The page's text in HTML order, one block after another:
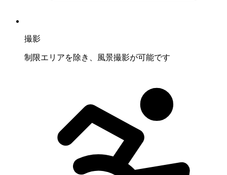
撮影
制限エリアを除き、風景撮影が可能です